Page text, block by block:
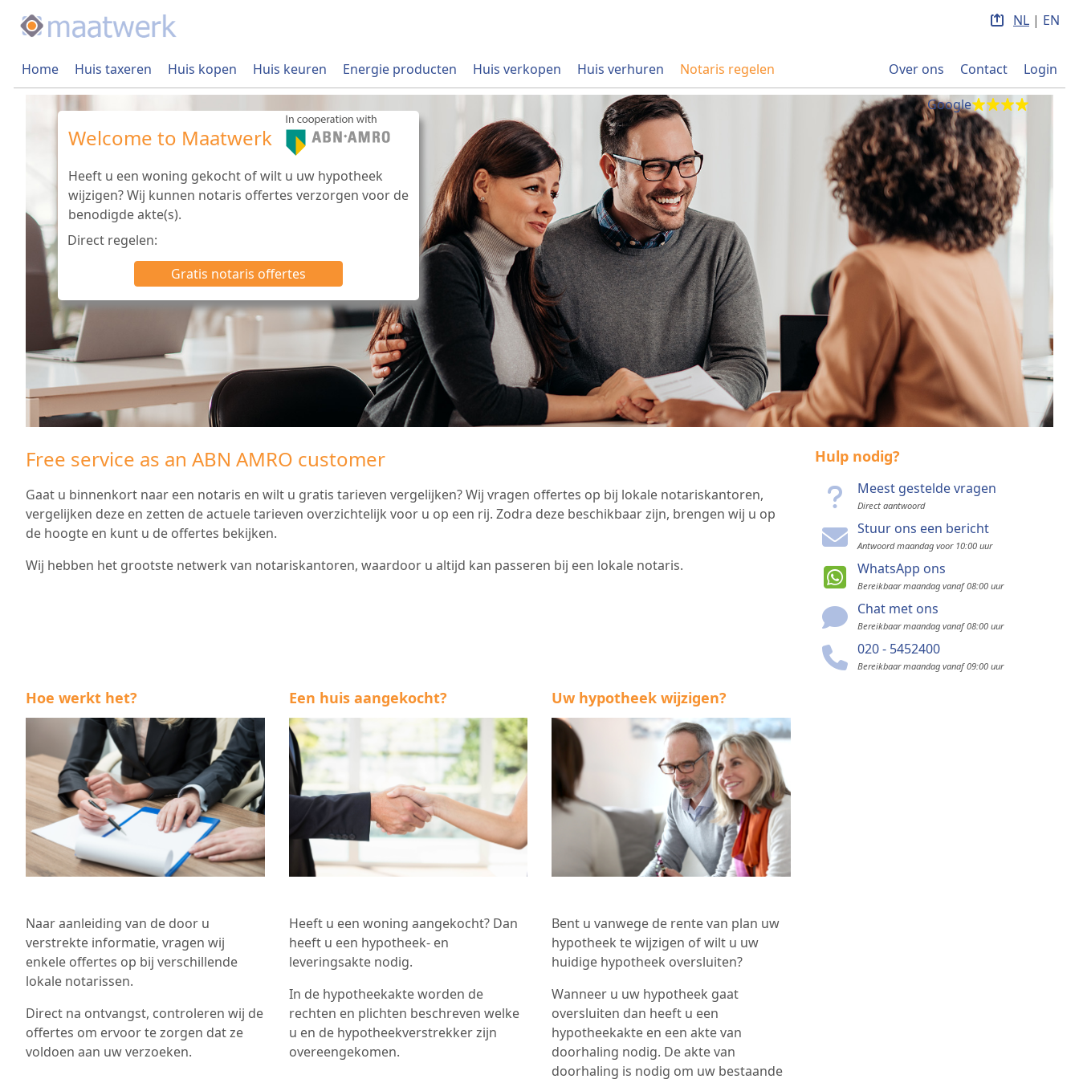
NL | EN
Home Huis taxeren Huis kopen Huis keuren Energie producten Huis verkopen Huis verhuren Notaris regelen Login
Contact
Over ons
Google
Welcome to Maatwerk
Heeft u een woning gekocht of wilt u uw hypotheek
wijzigen? Wij kunnen notaris offertes verzorgen voor de
benodigde akte(s).
Direct regelen:
Gratis notaris offertes
Free service as an ABN AMRO customer
Gaat u binnenkort naar een notaris en wilt u gratis tarieven vergelijken? Wij vragen offertes op bij lokale notariskantoren,
vergelijken deze en zetten de actuele tarieven overzichtelijk voor u op een rij. Zodra deze beschikbaar zijn, brengen wij u op
de hoogte en kunt u de offertes bekijken.
Wij hebben het grootste netwerk van notariskantoren, waardoor u altijd kan passeren bij een lokale notaris.
Hulp nodig?
Meest gestelde vragen
Direct aantwoord
Stuur ons een bericht
Antwoord maandag voor 10:00 uur
WhatsApp ons
Bereikbaar maandag vanaf 08:00 uur
Chat met ons
Bereikbaar maandag vanaf 08:00 uur
020 - 5452400
Bereikbaar maandag vanaf 09:00 uur
Hoe werkt het?
Naar aanleiding van de door u
verstrekte informatie, vragen wij
enkele offertes op bij verschillende
lokale notarissen.
Direct na ontvangst, controleren wij de
offertes om ervoor te zorgen dat ze
voldoen aan uw verzoeken.
Een huis aangekocht?
Heeft u een woning aangekocht? Dan
heeft u een hypotheek- en
leveringsakte nodig.
In de hypotheekakte worden de
rechten en plichten beschreven welke
u en de hypotheekverstrekker zijn
overeengekomen.
Uw hypotheek wijzigen?
Bent u vanwege de rente van plan uw
hypotheek te wijzigen of wilt u uw
huidige hypotheek oversluiten?
Wanneer u uw hypotheek gaat
oversluiten dan heeft u een
hypotheekakte en een akte van
doorhaling nodig. De akte van
doorhaling is nodig om uw bestaande